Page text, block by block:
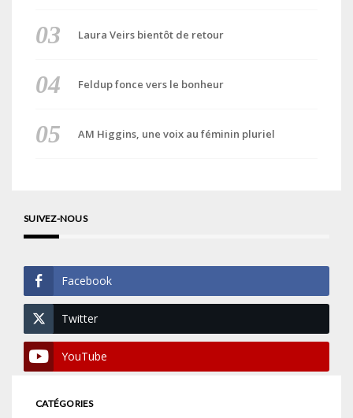
Laura Veirs bientôt de retour
Feldup fonce vers le bonheur
AM Higgins, une voix au féminin pluriel
SUIVEZ-NOUS
Facebook
Twitter
YouTube
CATÉGORIES